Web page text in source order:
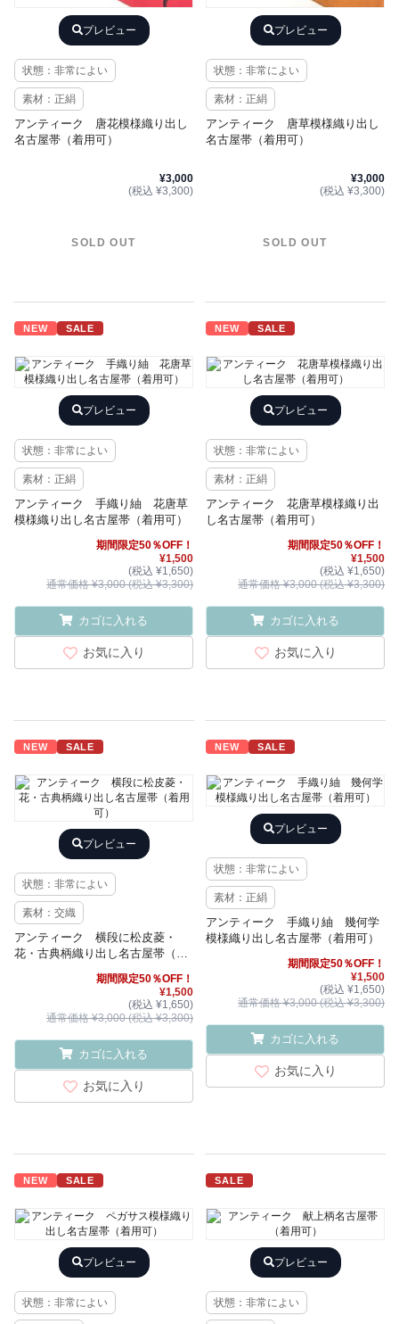
プレビュー
状態：非常によい
素材：正絹
アンティーク 唐花模様織り出し
名古屋帯（着用可）
¥3,000
(税込 ¥3,300)
SOLD OUT
プレビュー
状態：非常によい
素材：正絹
アンティーク 唐草模様織り出し
名古屋帯（着用可）
¥3,000
(税込 ¥3,300)
SOLD OUT
NEW SALE
プレビュー
状態：非常によい
素材：正絹
アンティーク 手織り紬 花唐草
模様織り出し名古屋帯（着用可）
期間限定50％OFF！
¥1,500
(税込 ¥1,650)
通常価格 ¥3,000 (税込 ¥3,300)
カゴに入れる
お気に入り
NEW SALE
プレビュー
状態：非常によい
素材：正絹
アンティーク 花唐草模様織り出
し名古屋帯（着用可）
期間限定50％OFF！
¥1,500
(税込 ¥1,650)
通常価格 ¥3,000 (税込 ¥3,300)
カゴに入れる
お気に入り
NEW SALE
プレビュー
状態：非常によい
素材：交織
アンティーク 横段に松皮菱・
花・古典柄織り出し名古屋帯（着
期間限定50％OFF！
¥1,500
(税込 ¥1,650)
通常価格 ¥3,000 (税込 ¥3,300)
カゴに入れる
お気に入り
NEW SALE
プレビュー
状態：非常によい
素材：正絹
アンティーク 手織り紬 幾何学
模様織り出し名古屋帯（着用可）
期間限定50％OFF！
¥1,500
(税込 ¥1,650)
通常価格 ¥3,000 (税込 ¥3,300)
カゴに入れる
お気に入り
NEW SALE
プレビュー
状態：非常によい
SALE
プレビュー
状態：非常によい